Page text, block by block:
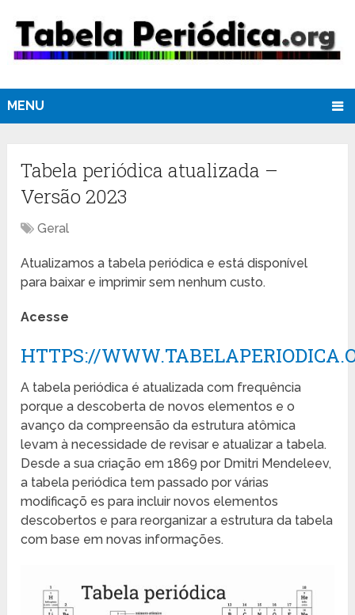
MENU
Tabela periódica atualizada –
Versão 2023
Geral
Atualizamos a tabela periódica e está disponível
para baixar e imprimir sem nenhum custo.
Acesse
HTTPS://
A tabela periódica é atualizada com frequência
porque a descoberta de novos elementos e o
avanço da compreensão da estrutura atômica
levam à necessidade de revisar e atualizar a tabela.
Desde a sua criação em 1869 por Dmitri Mendeleev,
a tabela periódica tem passado por várias
modificaçõ es para incluir novos elementos
descobertos e para reorganizar a estrutura da tabela
com base em novas informações.